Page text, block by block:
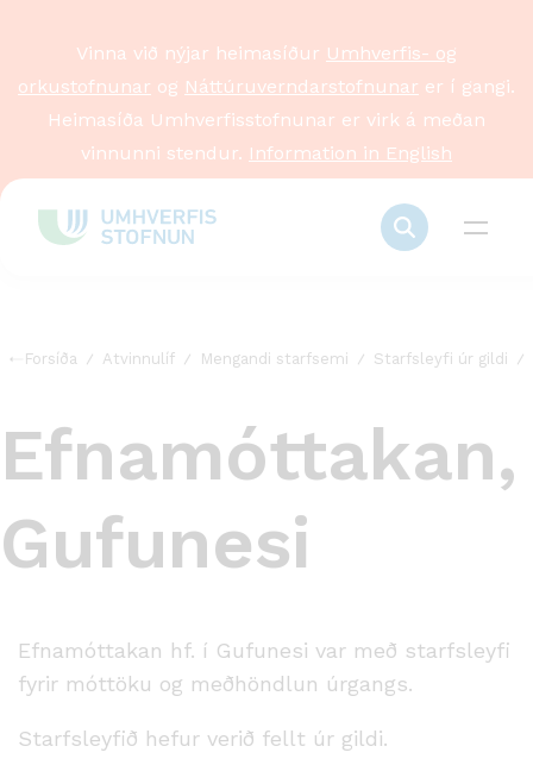
Vinna við nýjar heimasíður Umhverfis- og
orkustofnunar og Náttúruverndarstofnunar er í gangi.
Heimasíða Umhverfisstofnunar er virk á meðan
vinnunni stendur. Information in English
Forsíða Atvinnulíf Mengandi starfsemi Starfsleyfi úr gildi
Efnamóttakan,
Gufunesi
Efnamóttakan hf. í Gufunesi var með starfsleyfi
fyrir móttöku og meðhöndlun úrgangs.
Starfsleyfið hefur verið fellt úr gildi.